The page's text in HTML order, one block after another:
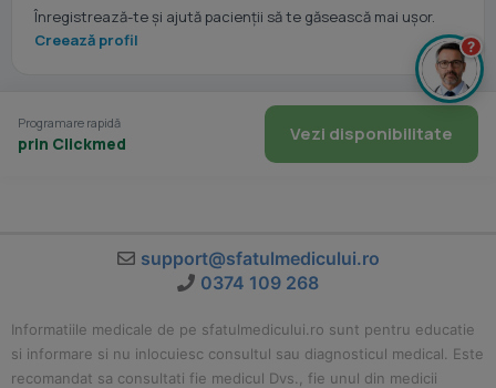
Înregistrează-te și ajută pacienții să te găsească mai ușor.
Creează profil
Programare rapidă
prin Clickmed Vezi disponibilitate
support@sfatulmedicului.ro
0374 109 268
Informatiile medicale de pe sfatulmedicului.ro sunt pentru educatie
si informare si nu inlocuiesc consultul sau diagnosticul medical. Este
recomandat sa consultati fie medicul Dvs., fie unul din medicii
?